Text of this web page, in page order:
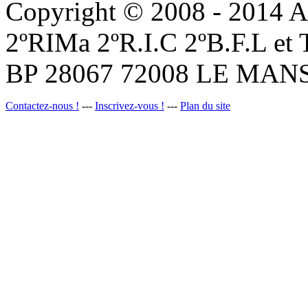
Copyright © 2008 - 2014
2ºRIMa 2ºR.I.C 2ºB.F.L
BP 28067 72008 LE
Contactez-nous ! --- Inscrivez-vous ! --- Plan du site